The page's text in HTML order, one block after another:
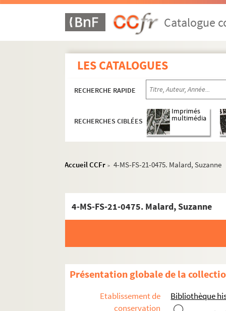
Catalogue
LES CATALOGUES
RECHERCHE RAPIDE
RECHERCHES CIBLÉES
Imprimés
multimédia
Accueil CCFr > 4-MS-FS-21-0475. Malard, Suzanne
4-MS-FS-21-0475. Malard, Suzanne
Présentation globale de la
Etablissement de
conservation
Bibliothèque
Canada
Chine
Cuba
Égypte
États-Unis
Éthiopie
France
B
C
F
H